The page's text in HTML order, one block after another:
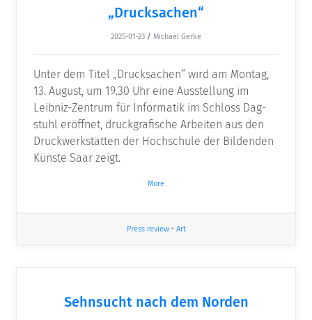
„Drucksachen“
2025-01-23 / Michael Gerke
Unter dem Titel „Drucksachen“ wird am Montag,
13. August, um 19.30 Uhr eine Ausstellung im
Leibniz-Zentrum für Informatik im Schloss Dag­
stuhl eröffnet, druckgrafische Arbeiten aus den
Druckwerkstätten der Hochschule der Bildenden
Künste Saar zeigt.
More
Press review• Art
Sehnsucht nach dem Norden